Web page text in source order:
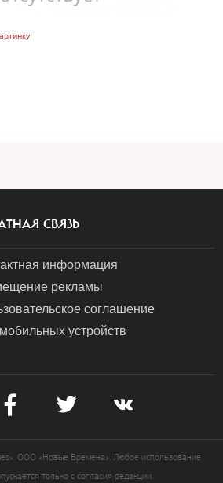
СВЯЗЬ
информация
рекламы
соглашение
устройств
ООО «Новые Времена». Любое использование
только с согласия редакции.